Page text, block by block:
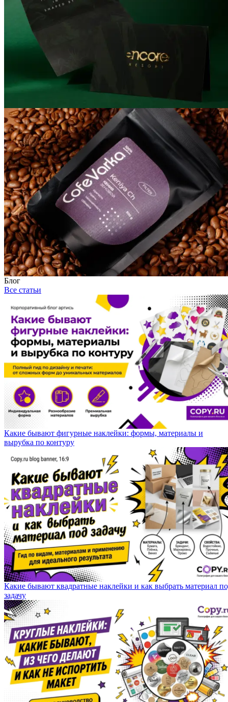
Блог
Все статьи
Какие бывают фигурные наклейки: формы, материалы и
вырубка по контуру
Какие бывают квадратные наклейки и как выбрать материал
задачу